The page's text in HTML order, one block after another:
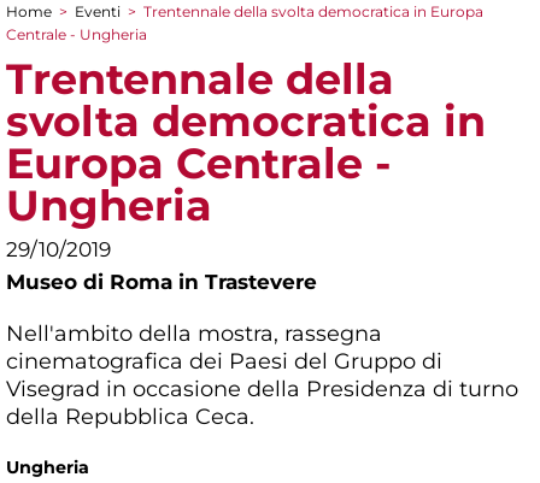
Tu sei qui
Home > Eventi > Trentennale della svolta democratica in Europa
Centrale - Ungheria
Trentennale della
svolta democratica in
Europa Centrale -
Ungheria
29/10/2019
Museo di Roma in Trastevere
Nell'ambito della mostra, rassegna
cinematografica dei Paesi del Gruppo di
Visegrad in occasione della Presidenza di turno
della Repubblica Ceca.
Ungheria